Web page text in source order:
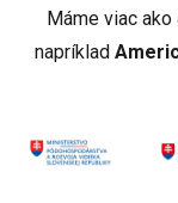
Máme viac
napríklad